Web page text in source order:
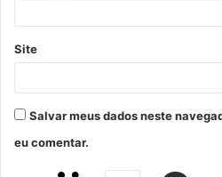
Site
Salvar meus dados neste
eu comentar.